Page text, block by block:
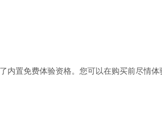
内置免费体验资格。您可以在购买前尽情体